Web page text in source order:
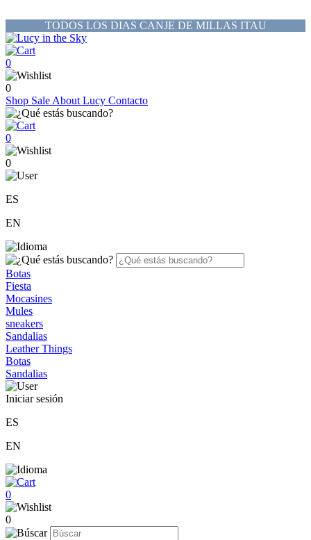
TODOS LOS DIAS CANJE DE MILLAS ITAU
0
0
Shop Sale About Lucy Contacto
0
0
ES
EN
Botas
Fiesta
Mocasines
Mules
sneakers
Sandalias
Leather Things
Botas
Sandalias
Iniciar sesión
ES
EN
0
0